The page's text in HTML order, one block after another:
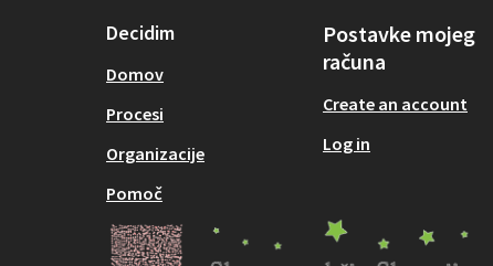
Decidim
Domov
Procesi
Organizacije
Pomoč
Postavke mojeg
računa
Create an account
Log in